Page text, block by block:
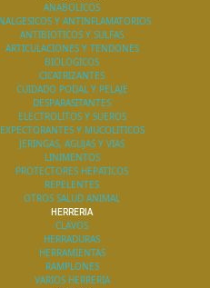
ANABOLICOS
Y ANTINFLAMATORIOS
ANTIBIOTICOS Y SULFAS
ARTICULACIONES Y TENDONES
BIOLOGICOS
CICATRIZANTES
CUIDADO PODAL Y PELAJE
DESPARASITANTES
ELECTROLITOS Y SUEROS
EXPECTORANTES Y MUCOLITICOS
JERINGAS, AGUJAS Y VIAS
LINIMENTOS
PROTECTORES HEPATICOS
REPELENTES
OTROS SALUD ANIMAL
HERRERIA
CLAVOS
HERRADURAS
HERRAMIENTAS
RAMPLONES
VARIOS HERRERIA